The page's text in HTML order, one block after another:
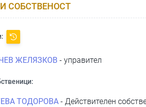
СОБСТВЕНОСТ
ЖЕЛЯЗКОВ - управител
ТОДОРОВА - Действителен